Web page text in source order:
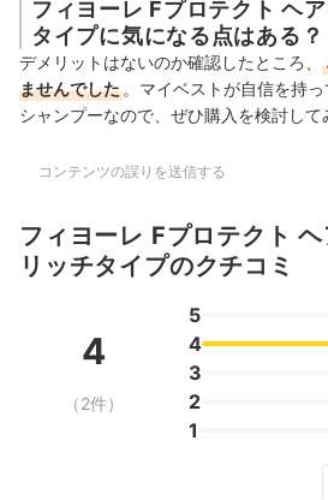
フィヨーレ Fプロテクト ヘ
タイプに気になる点はある？
デメリットはないのか確認したところ、
ませんでした 。マイベストが自信を持
シャンプーなので、ぜひ購入を検討して
コンテンツの誤りを送信する
フィヨーレ Fプロテクト
リッチタイプのクチコミ
4
（2件）
5
4
3
2
1